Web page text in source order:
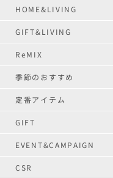
HOME&LIVING
GIFT&LIVING
ReMIX
季節のおすすめ
定番アイテム
GIFT
EVENT&CAMPAIGN
CSR